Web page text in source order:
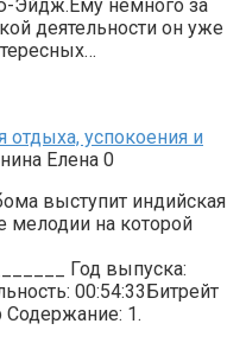
Эйдж.Ему немного за
деятельности он уже
отдыха, успокоения и
Елена 0
выступит индийская
мелодии на которой
Год выпуска:
00:54:33Битрейт
Содержание: 1.